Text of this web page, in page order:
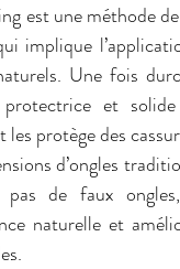
est une méthode
implique
Une fois
protectrice et
les protège des
d’ongles
pas de faux
naturelle et